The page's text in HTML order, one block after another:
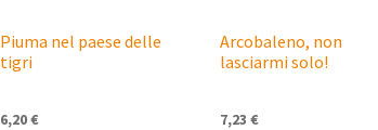
Piuma nel paese delle
tigri
6,20€
Arcobaleno, non
lasciarmi solo!
7,23 €